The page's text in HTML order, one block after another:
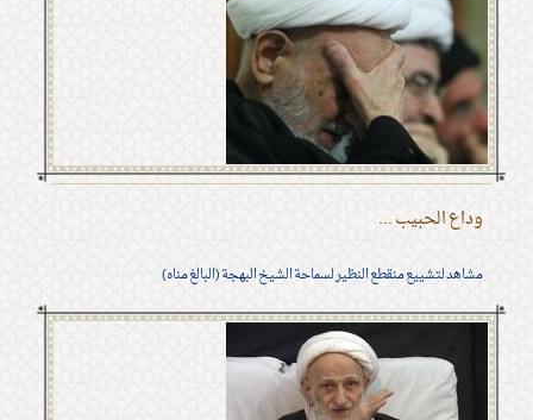
وداع الحبيب ...
مشاهد لتشييع منقطع النظير لسماحة الشيخ البهجة (البالغ مناه)